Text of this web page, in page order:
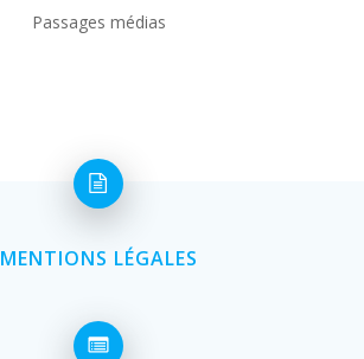
Passages médias
MENTIONS LÉGALES